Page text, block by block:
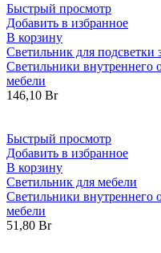
Быстрый просмотр
Добавить в избранное
В корзину
Светильник для подсветки
Светильники внутреннего
мебели
146,10 Br
Быстрый просмотр
Добавить в избранное
В корзину
Светильник для мебели
Светильники внутреннего
мебели
51,80 Br